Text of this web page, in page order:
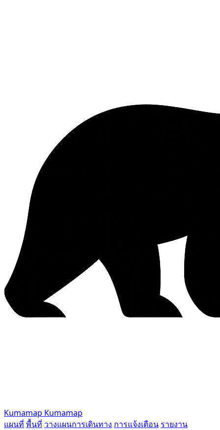
Kumamap Kumamap
แผนที่ พื้นที่ วางแผนการเดินทาง การแจ้งเตือน รายงาน